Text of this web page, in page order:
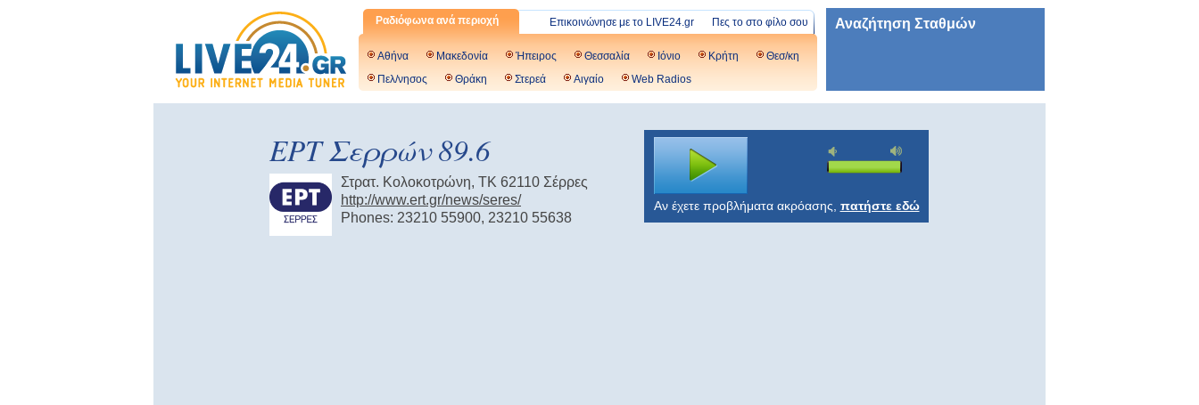
Ραδιόφωνα ανά περιοχή Πες το στο φίλο σου
Επικοινώνησε με το LIVE24.gr
Αθήνα Μακεδονία Ήπειρος Θεσσαλία Ιόνιο Κρήτη
Θεσ/κη
Πελ/νησος
Θράκη Στερεά Αιγαίο Web Radios
Αναζήτηση Σταθμών
ΕΡΤ Σερρών 89.6
Στρατ. Κολοκοτρώνη, ΤΚ 62110 Σέρρες
http://www.ert.gr/news/seres/
Phones: 23210 55900, 23210 55638
Αν έχετε προβλήματα ακρόασης, πατήστε εδώ